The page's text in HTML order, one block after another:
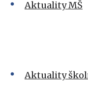
Aktuality MŠ
Aktuality